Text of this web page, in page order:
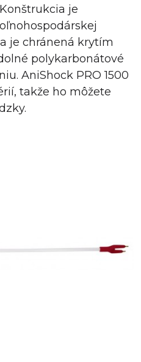
je
je chránená krytím
polykarbonátové
AniShock PRO 1500
takže ho môžete